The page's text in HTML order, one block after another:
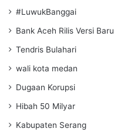
#LuwukBanggai
Bank Aceh Rilis Versi Baru
Tendris Bulahari
wali kota medan
Dugaan Korupsi
Hibah 50 Milyar
Kabupaten Serang